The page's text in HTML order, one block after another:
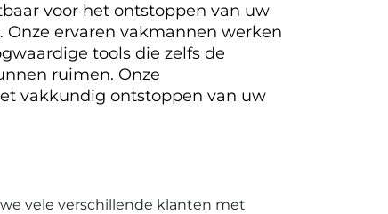
voor het ontstoppen van uw
ervaren vakmannen werken
tools die zelfs de
ruimen. Onze
vakkundig ontstoppen van uw
vele verschillende klanten met